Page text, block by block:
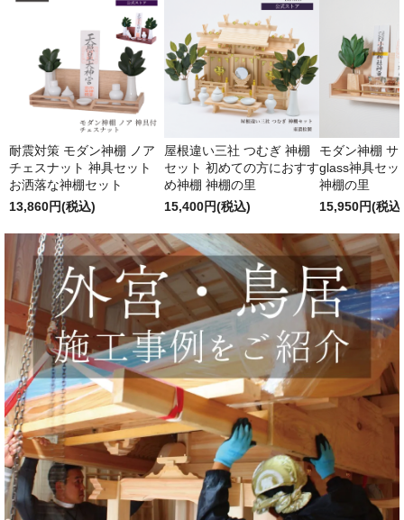
耐震対策 モダン神棚 ノア
チェスナット 神具セット
お洒落な神棚セット
13,860円(税込)
屋根違い三社 つむぎ 神棚
セット 初めての方におすす
め神棚 神棚の里
15,400円(税込)
モダン神棚 サ
glass神具セッ
神棚の里
15,950円(税込